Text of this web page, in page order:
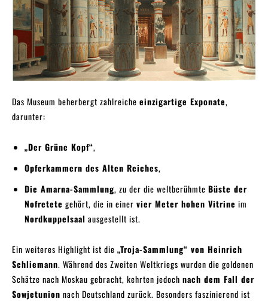
Das Museum beherbergt zahlreiche einzigartige Exponate,
darunter:
„Der Grüne Kopf“,
Opferkammern des Alten Reiches,
Die Amarna-Sammlung, zu der die weltberühmte Büste der
Nofretete gehört, die in einer vier Meter hohen Vitrine im
Nordkuppelsaal ausgestellt ist.
Ein weiteres Highlight ist die „Troja-Sammlung“ von Heinrich
Schliemann. Während des Zweiten Weltkriegs wurden die goldenen
Schätze nach Moskau gebracht, kehrten jedoch nach dem Fall der
Sowjetunion nach Deutschland zurück. Besonders faszinierend ist